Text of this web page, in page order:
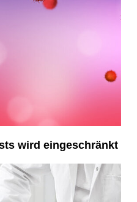
wird eingeschränkt